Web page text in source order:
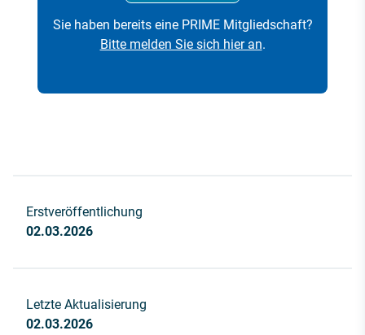
Sie haben bereits eine PRIME Mitgliedschaft?
Bitte melden Sie sich hier an.
Erstveröffentlichung
02.03.2026
Letzte Aktualisierung
02.03.2026